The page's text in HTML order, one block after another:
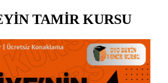
TAMİR KURSU